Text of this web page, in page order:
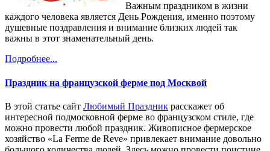
Важным праздником в жизни
каждого человека является День Рождения, именно поэтому
душевные поздравления и внимание близких людей так
важны в этот знаменательный день.
Подробнее...
Праздник на французской ферме под Москвой
В этой статье сайт Любимый Праздник расскажет об
интересной подмосковной ферме во французском стиле, где
можно провести любой праздник. Живописное фермерское
хозяйство «La Ferme de Reve» привлекает внимание довольно